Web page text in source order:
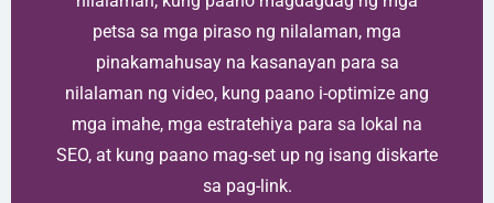
petsa sa mga piraso ng nilalaman, mga
pinakamahusay na kasanayan para sa
nilalaman ng video, kung paano i-optimize ang
mga imahe, mga estratehiya para sa lokal na
SEO, at kung paano mag-set up ng isang diskarte
sa pag-link.